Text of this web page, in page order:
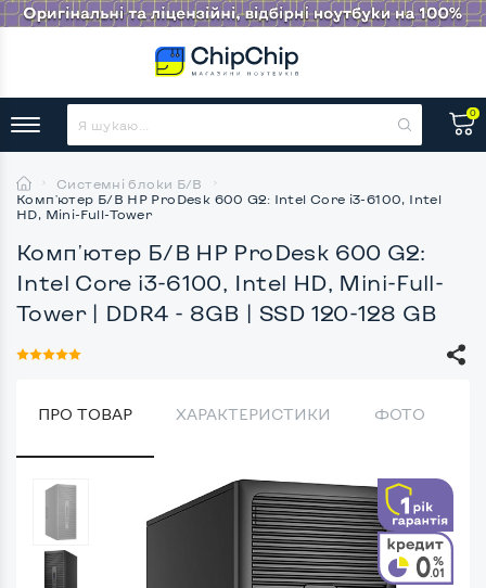
0
Системні блоки Б/В
Комп'ютер Б/В HP ProDesk 600 G2: Intel Core i3-6100, Intel
HD, Mini-Full-Tower
Комп'ютер Б/В HP ProDesk 600 G2:
Intel Core i3-6100, Intel HD, Mini-Full-
Tower | DDR4 - 8GB | SSD 120-128 GB
ПРО ТОВАР ХАРАКТЕРИСТИКИ ФОТО